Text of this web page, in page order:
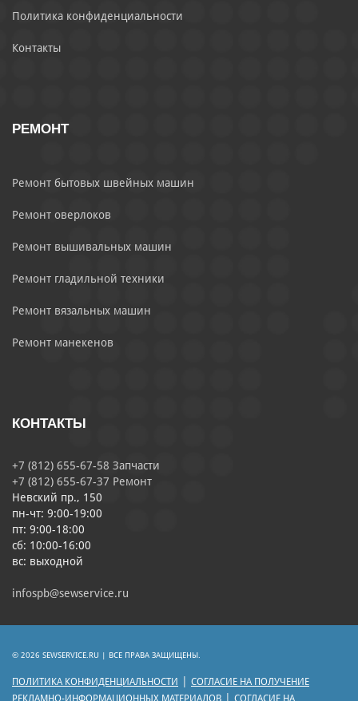
Политика конфиденциальности
Контакты
РЕМОНТ
Ремонт бытовых швейных машин
Ремонт оверлоков
Ремонт вышивальных машин
Ремонт гладильной техники
Ремонт вязальных машин
Ремонт манекенов
КОНТАКТЫ
+7 (812) 655-67-58 Запчасти
+7 (812) 655-67-37 Ремонт
Невский пр., 150
пн-чт: 9:00-19:00
пт: 9:00-18:00
сб: 10:00-16:00
вс: выходной
infospb@sewservice.ru
© 2026 SEWSERVICE.RU | ВСЕ ПРАВА ЗАЩИЩЕНЫ.
ПОЛИТИКА КОНФИДЕНЦИАЛЬНОСТИ
СОГЛАСИЕ НА ПОЛУЧЕНИЕ
РЕКЛАМНО-ИНФОРМАЦИОННЫХ МАТЕРИАЛОВ
СОГЛАСИЕ НА